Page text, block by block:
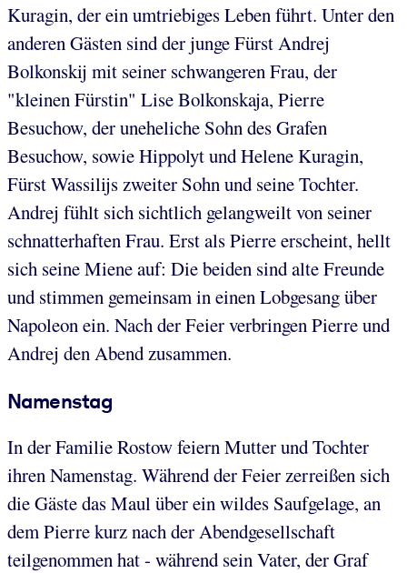
Kuragin, der ein umtriebiges Leben führt. Unter den
anderen Gästen sind der junge Fürst Andrej
Bolkonskij mit seiner schwangeren Frau, der
"kleinen Fürstin" Lise Bolkonskaja, Pierre
Besuchow, der uneheliche Sohn des Grafen
Besuchow, sowie Hippolyt und Helene Kuragin,
Fürst Wassilijs zweiter Sohn und seine Tochter.
Andrej fühlt sich sichtlich gelangweilt von seiner
schnatterhaften Frau. Erst als Pierre erscheint, hellt
sich seine Miene auf: Die beiden sind alte Freunde
und stimmen gemeinsam in einen Lobgesang über
Napoleon ein. Nach der Feier verbringen Pierre und
Andrej den Abend zusammen.
Namenstag
In der Familie Rostow feiern Mutter und Tochter
ihren Namenstag. Während der Feier zerreißen sich
die Gäste das Maul über ein wildes Saufgelage, an
dem Pierre kurz nach der Abendgesellschaft
teilgenommen hat - während sein Vater, der Graf